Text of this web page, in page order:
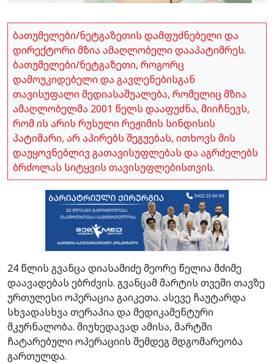
ბათუმელები/ნეტგაზეთის დამფუძნებელი და
დირექტორი მზია ამაღლობელი დააპატიმრეს.
ბათუმელები/ნეტგაზეთი, როგორც
დამოუკიდებელი და გავლენებისგან
თავისუფალი მედიასაშუალება, რომელიც მზია
ამაღლობელმა 2001 წელს დააფუძნა, მიიჩნევს,
რომ ის არის რუსული რეჟიმის სინდისის
პატიმარი, არ აპირებს შეგუებას, ითხოვს მის
დაუყოვნებლივ გათავისუფლებას და აგრძელებს
ბრძოლას სიტყვის თავისუფლებისთვის.
24 წლის გვანცა დიასამიძე მეორე წელია მძიმე
დაავადებას ებრძვის. გვანცამ მარტის თვეში თავზე
ურთულესი ოპერაცია გაიკეთა. ასევე ჩაუტარდა
სხვადასხვა თერაპია და მედიკამენტური
მკურნალობა. მიუხედავად ამისა, მარტში
ჩატარებული ოპერაციის შემდეგ მდგომარეობა
გართულდა.